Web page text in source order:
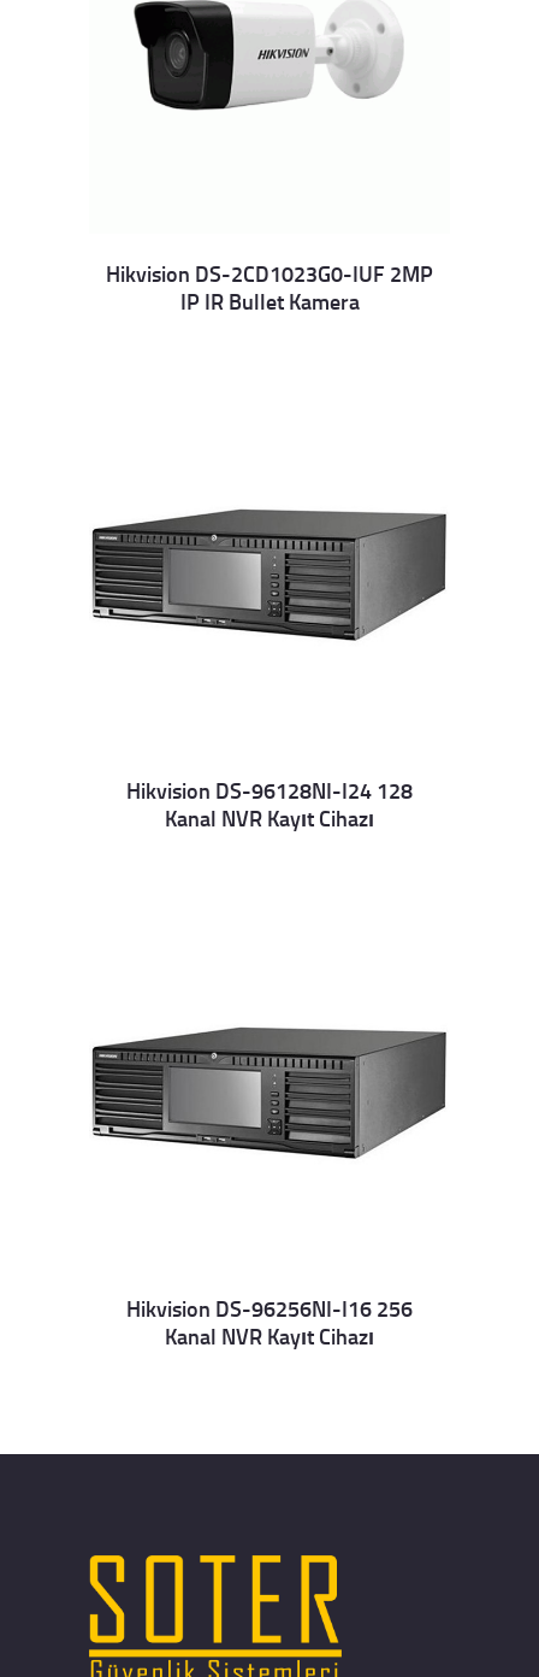
Details
Hikvision DS-2CD1023G0-IUF 2MP
IP IR Bullet Kamera
Details
Hikvision DS-96128NI-I24 128
Kanal NVR Kayıt Cihazı
Details
Hikvision DS-96256NI-I16 256
Kanal NVR Kayıt Cihazı